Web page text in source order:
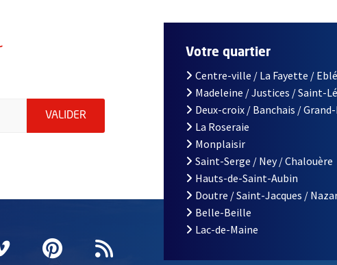
indiquez votre email (champ obligatoire)
VALIDER ENVOYER MA DEMANDE D'INSCRIPTION À LA
fenêtrefenêtre
une nouvelle fenêtre
Vimeo
, Ouvre une nouvelle fenêtre
Pinterest
, Ouvre une nouvelle fenêtre
Flux RSS
Votre quartier
Centre-ville / La Fayette / Eblé
Madeleine / Justices / Saint-
Deux-croix / Banchais /
La Roseraie
Monplaisir
Saint-Serge / Ney / Chalouère
Hauts-de-Saint-Aubin
Doutre / Saint-Jacques /
Belle-Beille
Lac-de-Maine